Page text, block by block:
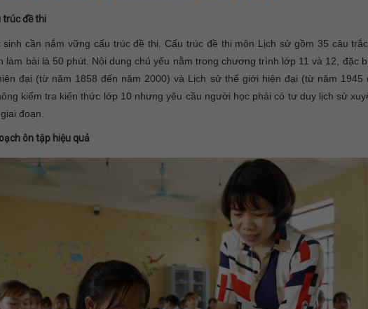
trúc đề thi
cần nắm vững cấu trúc đề thi. Cấu trúc đề thi môn Lịch sử gồm 35 câu
làm bài là 50 phút. Nội dung chủ yếu nằm trong chương trình lớp 11 và 12, đặc
đại (từ năm 1858 đến năm 2000) và Lịch sử thế giới hiện đại (từ năm 1945
kiểm tra kiến thức lớp 10 nhưng yêu cầu người học phải có tư duy lịch sử
đoạn.
ôn tập hiệu quả